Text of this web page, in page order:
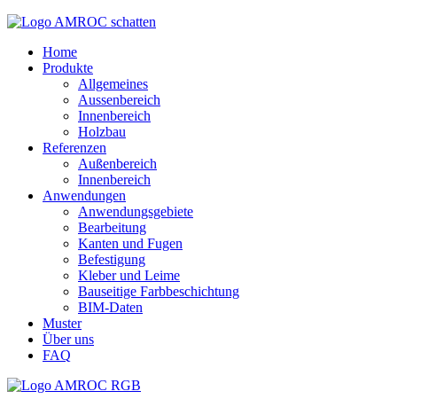
Home
Produkte
Allgemeines
Aussenbereich
Innenbereich
Holzbau
Referenzen
Außenbereich
Innenbereich
Anwendungen
Anwendungsgebiete
Bearbeitung
Kanten und Fugen
Befestigung
Kleber und Leime
Bauseitige Farbbeschichtung
BIM-Daten
Muster
Über uns
FAQ